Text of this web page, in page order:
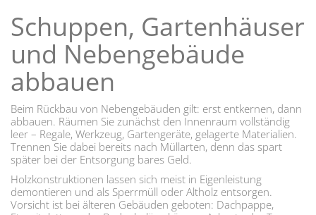
Schuppen, Gartenhäuser
und Nebengebäude
abbauen
Beim Rückbau von Nebengebäuden gilt: erst entkernen, dann
abbauen. Räumen Sie zunächst den Innenraum vollständig
leer – Regale, Werkzeug, Gartengeräte, gelagerte Materialien.
Trennen Sie dabei bereits nach Müllarten, denn das spart
später bei der Entsorgung bares Geld.
Holzkonstruktionen lassen sich meist in Eigenleistung
demontieren und als Sperrmüll oder Altholz entsorgen.
Vorsicht ist bei älteren Gebäuden geboten: Dachpappe,